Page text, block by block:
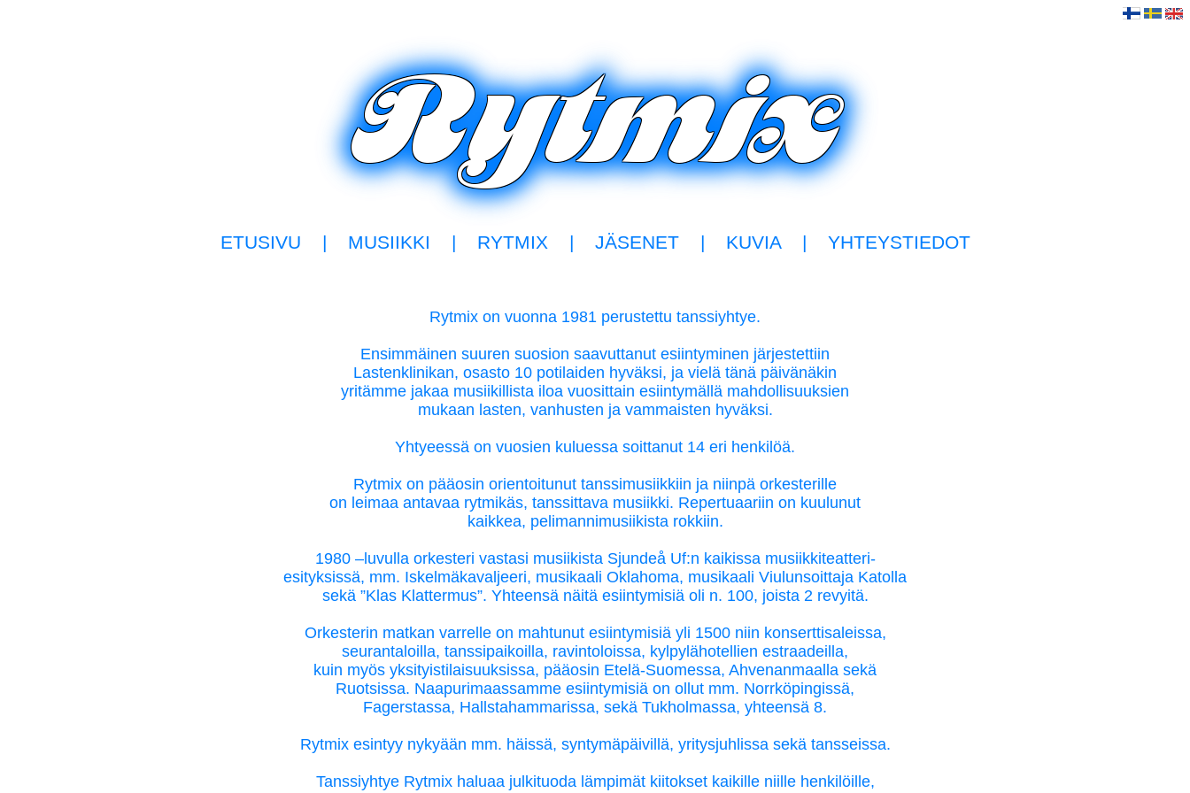
ETUSIVU | MUSIIKKI | RYTMIX | JÄSENET| KUVIA| YHTEYSTIEDOT
Rytmix on vuonna 1981 perustettu tanssiyhtye.
Ensimmäinen suuren suosion saavuttanut esiintyminen järjestettiin
Lastenklinikan, osasto 10 potilaiden hyväksi, ja vielä tänä päivänäkin
yritämme jakaa musiikillista iloa vuosittain esiintymällä mahdollisuuksien
mukaan lasten, vanhusten ja vammaisten hyväksi.
Yhtyeessä on vuosien kuluessa soittanut 14 eri henkilöä.
Rytmix on pääosin orientoitunut tanssimusiikkiin ja niinpä orkesterille
on leimaa antavaa rytmikäs, tanssittava musiikki. Repertuaariin on kuulunut
kaikkea, pelimannimusiikista rokkiin.
1980 –luvulla orkesteri vastasi musiikista Sjundeå Uf:n kaikissa musiikkiteatteri-
esityksissä, mm. Iskelmäkavaljeeri, musikaali Oklahoma, musikaali Viulunsoittaja Katolla
sekä ”Klas Klattermus”. Yhteensä näitä esiintymisiä oli n. 100, joista 2 revyitä.
Orkesterin matkan varrelle on mahtunut esiintymisiä yli 1500 niin konserttisaleissa,
seurantaloilla, tanssipaikoilla, ravintoloissa, kylpylähotellien estraadeilla,
kuin myös yksityistilaisuuksissa, pääosin Etelä-Suomessa, Ahvenanmaalla sekä
Ruotsissa. Naapurimaassamme esiintymisiä on ollut mm. Norrköpingissä,
Fagerstassa, Hallstahammarissa, sekä Tukholmassa, yhteensä 8.
Rytmix esintyy nykyään mm. häissä, syntymäpäivillä, yritysjuhlissa sekä tansseissa.
Tanssiyhtye Rytmix haluaa julkituoda lämpimät kiitokset kaikille niille henkilöille,